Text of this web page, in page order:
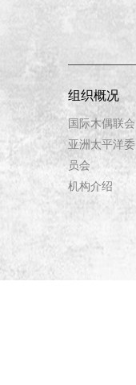
组织概况
国际木偶联会
亚洲太平洋委
员会
机构介绍